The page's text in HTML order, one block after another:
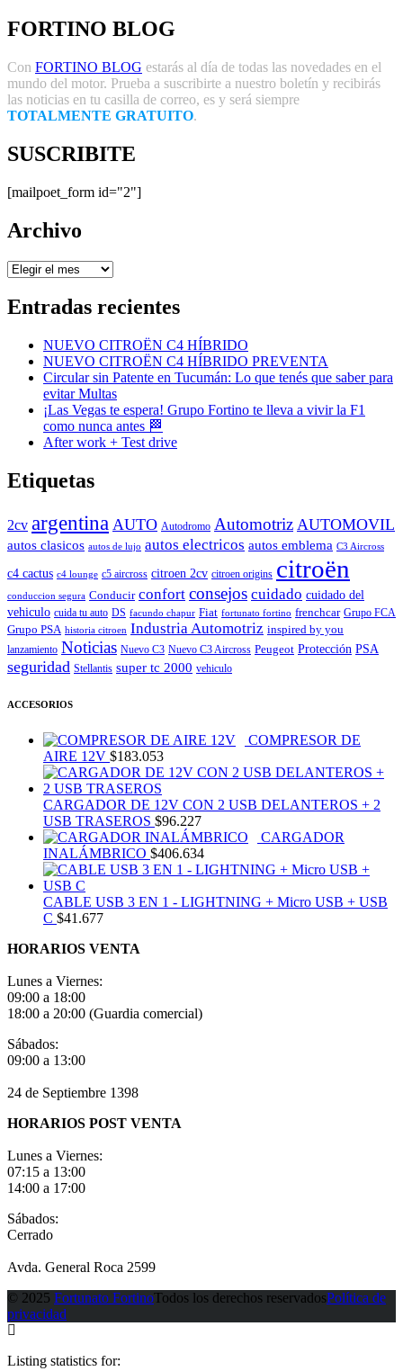
FORTINO BLOG
Con FORTINO BLOG estarás al día de todas las novedades en el
mundo del motor. Prueba a suscribirte a nuestro boletín y recibirás
las noticias en tu casilla de correo, es y será siempre
TOTALMENTE GRATUITO.
SUSCRIBITE
[mailpoet_form id="2"]
Archivo
Archivo
Entradas recientes
NUEVO CITROËN C4 HÍBRIDO
NUEVO CITROËN C4 HÍBRIDO PREVENTA
Circular sin Patente en Tucumán: Lo que tenés que saber para
evitar Multas
¡Las Vegas te espera! Grupo Fortino te lleva a vivir la F1
como nunca antes 🏁
After work + Test drive
Etiquetas
2cv argentina AUTO Autodromo Automotriz AUTOMOVIL
autos clasicos autos de lujo autos electricos autos emblema C3 Aircross
c4 cactus c4 lounge c5 aircross citroen 2cv citroen origins citroën
conduccion segura Conducir confort consejos cuidado cuidado del
vehiculo cuida tu auto DS facundo chapur Fiat fortunato fortino frenchcar Grupo FCA
Grupo PSA historia citroen Industria Automotriz inspired by you
lanzamiento Noticias Nuevo C3 Nuevo C3 Aircross Peugeot Protección PSA
seguridad Stellantis super tc 2000 vehiculo
ACCESORIOS
COMPRESOR DE
AIRE 12V $183.053
CARGADOR DE 12V CON 2 USB DELANTEROS + 2
USB TRASEROS $96.227
CARGADOR
INALÁMBRICO $406.634
CABLE USB 3 EN 1 - LIGHTNING + Micro USB + USB
C $41.677
HORARIOS VENTA
Lunes a Viernes:
09:00 a 18:00
18:00 a 20:00 (Guardia comercial)
Sábados:
09:00 a 13:00
24 de Septiembre 1398
HORARIOS POST VENTA
Lunes a Viernes:
07:15 a 13:00
14:00 a 17:00
Sábados:
Cerrado
Avda. General Roca 2599
© 2025 Fortunato FortinoTodos los derechos reservadosPolítica de
privacidad
Listing statistics for: